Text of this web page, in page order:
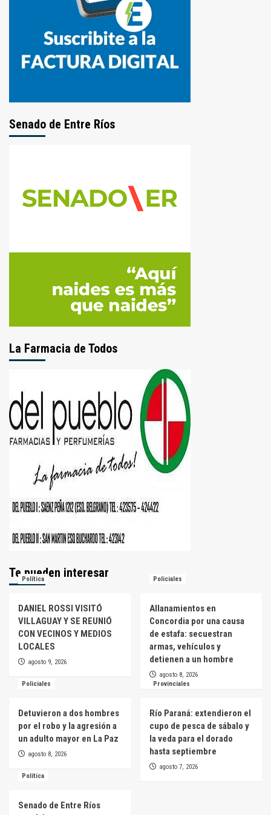
Senado de Entre Ríos
La Farmacia de Todos
Te pueden interesar
Política
DANIEL ROSSI VISITÓ
VILLAGUAY Y SE REUNIÓ
CON VECINOS Y MEDIOS
LOCALES
agosto 9, 2026
Policiales
Allanamientos en
Concordia por una causa
de estafa: secuestran
armas, vehículos y
detienen a un hombre
agosto 8, 2026
Policiales
Detuvieron a dos hombres
por el robo y la agresión a
un adulto mayor en La Paz
agosto 8, 2026
Provinciales
Río Paraná: extendieron el
cupo de pesca de sábalo y
la veda para el dorado
hasta septiembre
agosto 7, 2026
Política
Senado de Entre Ríos